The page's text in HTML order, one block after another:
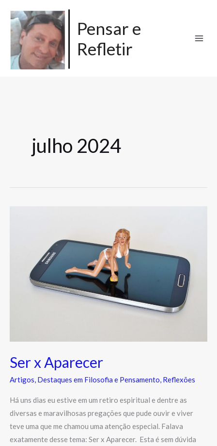
para
conteúdo
Pensar e
Refletir
julho 2024
Ser x Aparecer
Artigos, Destaques em Filosofia e Pensamento, Reflexões
Há uns dias eu estive em um retiro espiritual e dentre as
diversas e maravilhosas pregações que pude ouvir e viver
teve uma que me chamou uma atenção especial. Falava
exatamente desse tema: Ser x Aparecer. Esta é sem dúvida